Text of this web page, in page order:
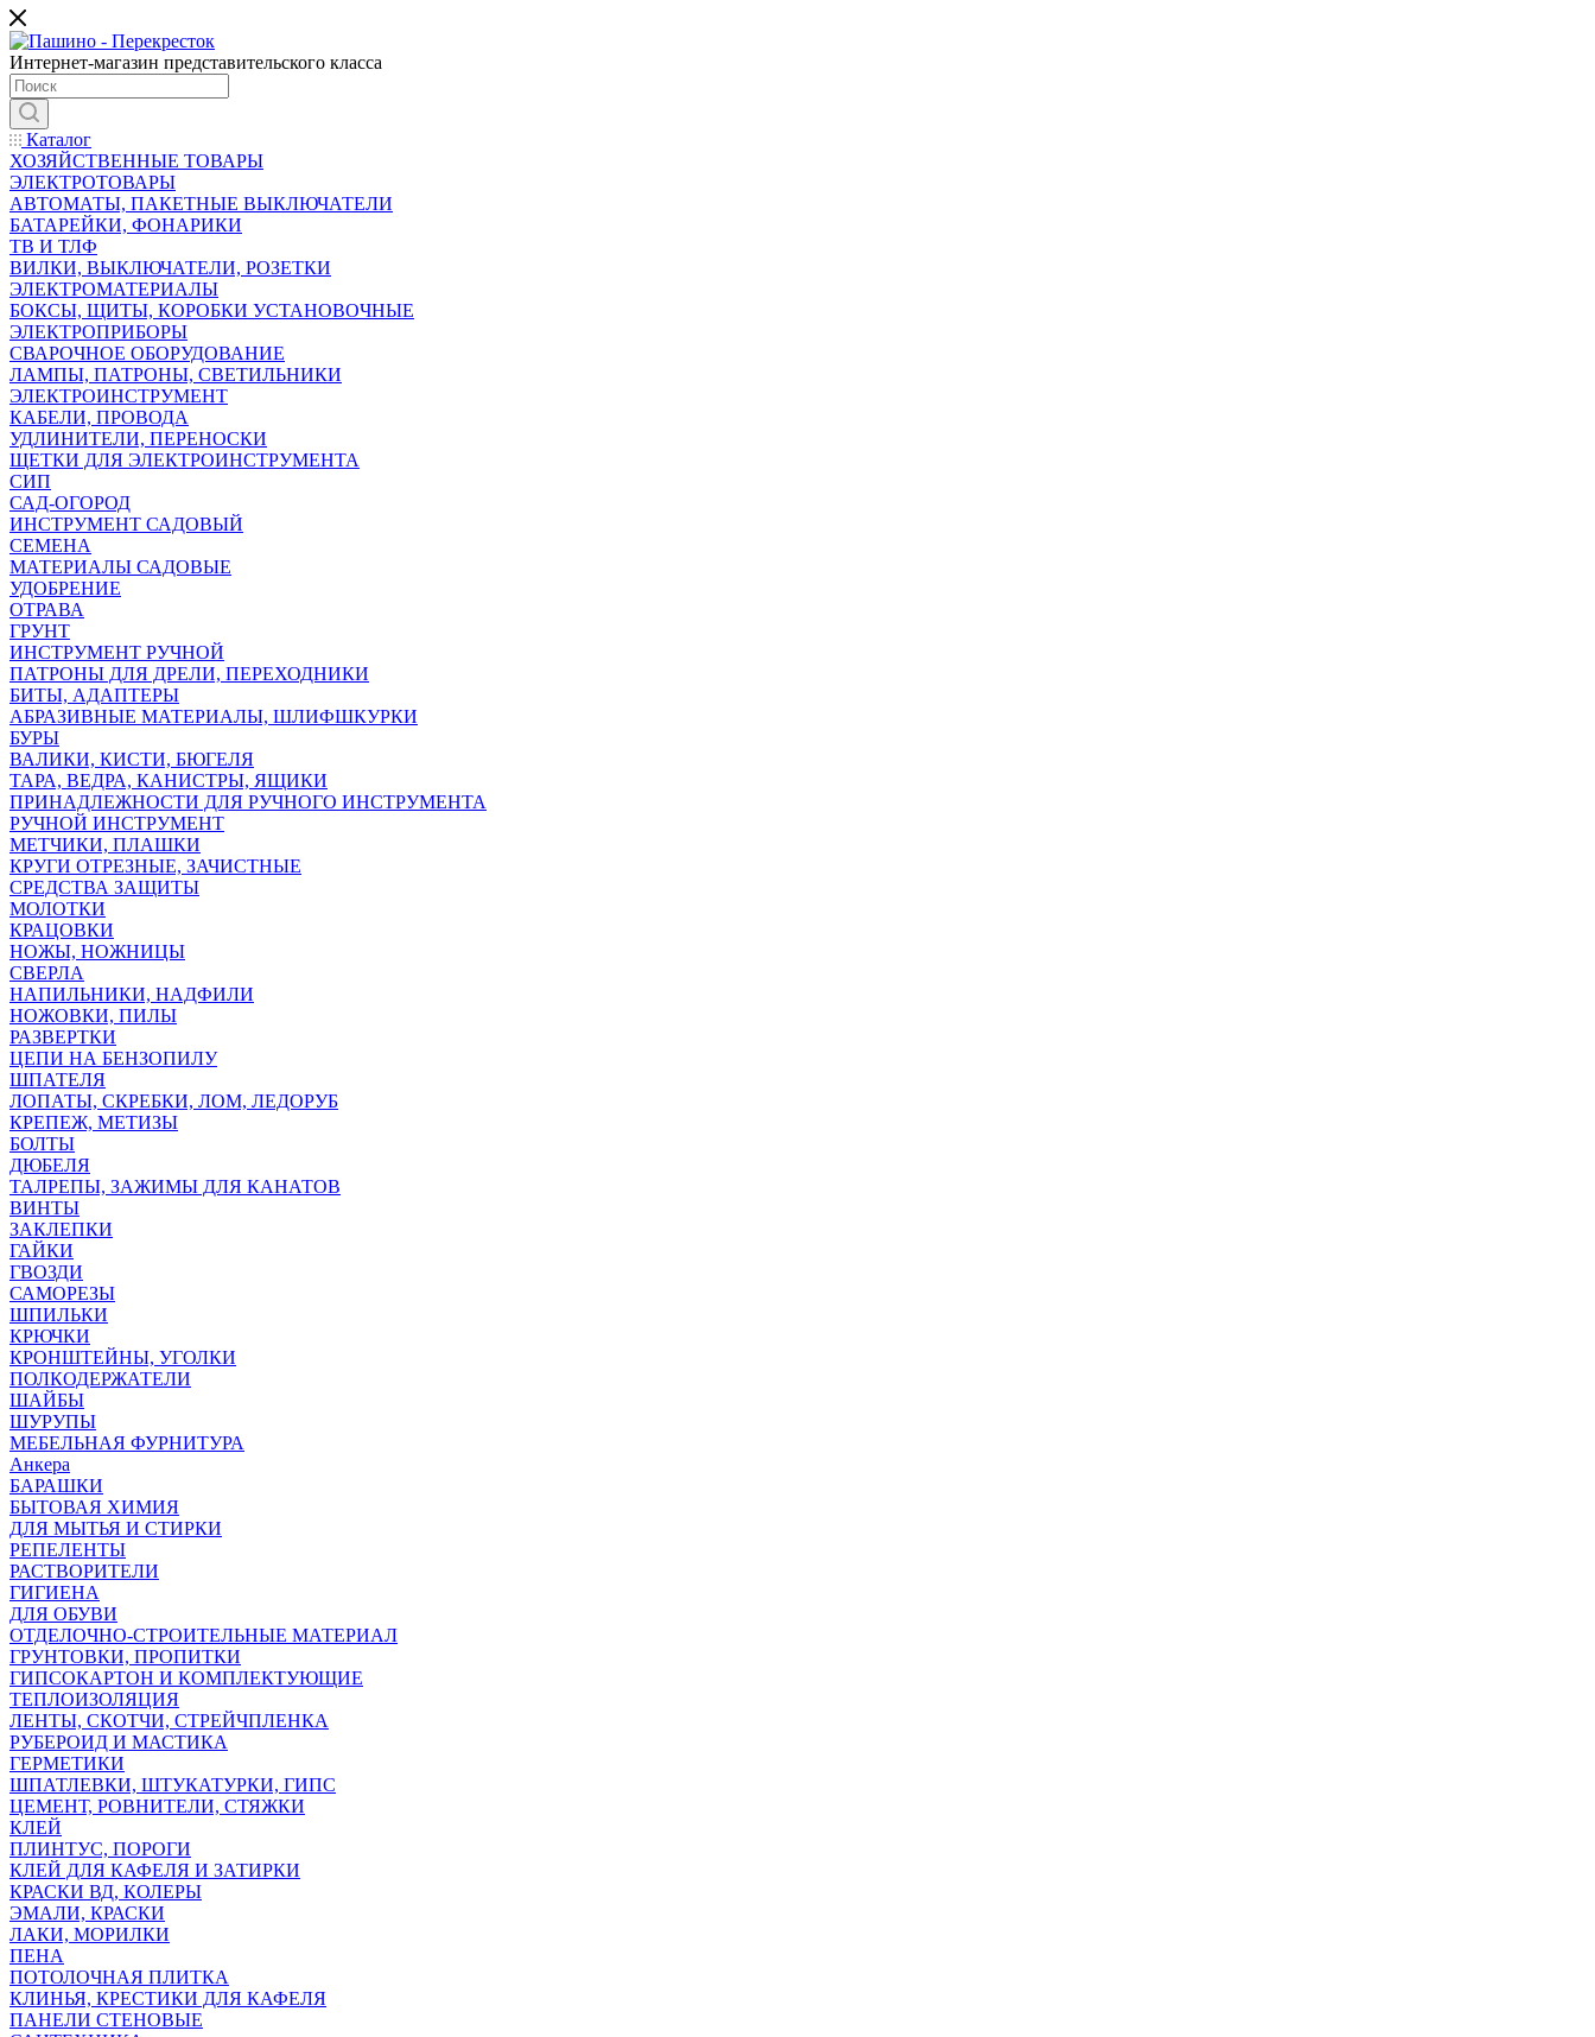
Интернет-магазин представительского класса
Каталог
ХОЗЯЙСТВЕННЫЕ ТОВАРЫ
ЭЛЕКТРОТОВАРЫ
АВТОМАТЫ, ПАКЕТНЫЕ ВЫКЛЮЧАТЕЛИ
БАТАРЕЙКИ, ФОНАРИКИ
ТВ И ТЛФ
ВИЛКИ, ВЫКЛЮЧАТЕЛИ, РОЗЕТКИ
ЭЛЕКТРОМАТЕРИАЛЫ
БОКСЫ, ЩИТЫ, КОРОБКИ УСТАНОВОЧНЫЕ
ЭЛЕКТРОПРИБОРЫ
СВАРОЧНОЕ ОБОРУДОВАНИЕ
ЛАМПЫ, ПАТРОНЫ, СВЕТИЛЬНИКИ
ЭЛЕКТРОИНСТРУМЕНТ
КАБЕЛИ, ПРОВОДА
УДЛИНИТЕЛИ, ПЕРЕНОСКИ
ЩЕТКИ ДЛЯ ЭЛЕКТРОИНСТРУМЕНТА
СИП
САД-ОГОРОД
ИНСТРУМЕНТ САДОВЫЙ
СЕМЕНА
МАТЕРИАЛЫ САДОВЫЕ
УДОБРЕНИЕ
ОТРАВА
ГРУНТ
ИНСТРУМЕНТ РУЧНОЙ
ПАТРОНЫ ДЛЯ ДРЕЛИ, ПЕРЕХОДНИКИ
БИТЫ, АДАПТЕРЫ
АБРАЗИВНЫЕ МАТЕРИАЛЫ, ШЛИФШКУРКИ
БУРЫ
ВАЛИКИ, КИСТИ, БЮГЕЛЯ
ТАРА, ВЕДРА, КАНИСТРЫ, ЯЩИКИ
ПРИНАДЛЕЖНОСТИ ДЛЯ РУЧНОГО ИНСТРУМЕНТА
РУЧНОЙ ИНСТРУМЕНТ
МЕТЧИКИ, ПЛАШКИ
КРУГИ ОТРЕЗНЫЕ, ЗАЧИСТНЫЕ
СРЕДСТВА ЗАЩИТЫ
МОЛОТКИ
КРАЦОВКИ
НОЖЫ, НОЖНИЦЫ
СВЕРЛА
НАПИЛЬНИКИ, НАДФИЛИ
НОЖОВКИ, ПИЛЫ
РАЗВЕРТКИ
ЦЕПИ НА БЕНЗОПИЛУ
ШПАТЕЛЯ
ЛОПАТЫ, СКРЕБКИ, ЛОМ, ЛЕДОРУБ
КРЕПЕЖ, МЕТИЗЫ
БОЛТЫ
ДЮБЕЛЯ
ТАЛРЕПЫ, ЗАЖИМЫ ДЛЯ КАНАТОВ
ВИНТЫ
ЗАКЛЕПКИ
ГАЙКИ
ГВОЗДИ
САМОРЕЗЫ
ШПИЛЬКИ
КРЮЧКИ
КРОНШТЕЙНЫ, УГОЛКИ
ПОЛКОДЕРЖАТЕЛИ
ШАЙБЫ
ШУРУПЫ
МЕБЕЛЬНАЯ ФУРНИТУРА
Анкера
БАРАШКИ
БЫТОВАЯ ХИМИЯ
ДЛЯ МЫТЬЯ И СТИРКИ
РЕПЕЛЕНТЫ
РАСТВОРИТЕЛИ
ГИГИЕНА
ДЛЯ ОБУВИ
ОТДЕЛОЧНО-СТРОИТЕЛЬНЫЕ МАТЕРИАЛ
ГРУНТОВКИ, ПРОПИТКИ
ГИПСОКАРТОН И КОМПЛЕКТУЮЩИЕ
ТЕПЛОИЗОЛЯЦИЯ
ЛЕНТЫ, СКОТЧИ, СТРЕЙЧПЛЕНКА
РУБЕРОИД И МАСТИКА
ГЕРМЕТИКИ
ШПАТЛЕВКИ, ШТУКАТУРКИ, ГИПС
ЦЕМЕНТ, РОВНИТЕЛИ, СТЯЖКИ
КЛЕЙ
ПЛИНТУС, ПОРОГИ
КЛЕЙ ДЛЯ КАФЕЛЯ И ЗАТИРКИ
КРАСКИ ВД, КОЛЕРЫ
ЭМАЛИ, КРАСКИ
ЛАКИ, МОРИЛКИ
ПЕНА
ПОТОЛОЧНАЯ ПЛИТКА
КЛИНЬЯ, КРЕСТИКИ ДЛЯ КАФЕЛЯ
ПАНЕЛИ СТЕНОВЫЕ